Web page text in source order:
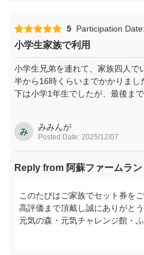
チャレンジ館では夢中になれる
癒やしの時間を感じていただけ
これからも皆様に「また来たい
くりに努めてまいります。ぜひ
に、阿蘇で楽しいひとときをお
5 Participation
小学生家族で利用
小学生兄弟を連れて、家族四人で
半から16時くらいまでかかりまし
下は小学1年生でしたが、最後ま
成感があり、満足しました。親
み みみんが
Posted Date: 2025/12/07
Reply from 阿蘇ファームラン
このたびはご家族でセット券を
高評価まで頂戴し誠にありがとう
元気の森・元気チャレンジ館・
一日かけて満喫していただけた